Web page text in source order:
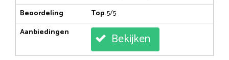
Beoordeling Top: 5/5
Aanbiedingen
Bekijken